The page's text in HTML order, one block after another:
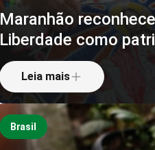
Maranhão
Liberdade como
Leia mais
Brasil